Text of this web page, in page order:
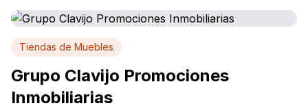
Tiendas de Muebles
Grupo Clavijo Promociones
Inmobiliarias